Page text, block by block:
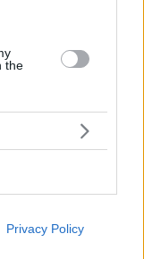
the
Privacy Policy
zur
in
Behörde.
des
der
künftigen
Rolle spielen
Vertretung